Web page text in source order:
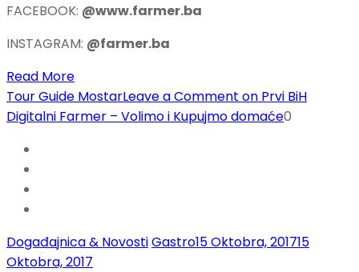
FACEBOOK: @www.farmer.ba
INSTAGRAM: @farmer.ba
Read More
Tour Guide MostarLeave a Comment on Prvi BiH
Digitalni Farmer – Volimo i Kupujmo domaće0
Događajnica & NovostiGastro15 Oktobra, 201715
Oktobra, 2017